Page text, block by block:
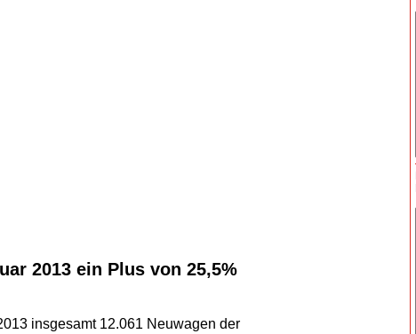
2013 ein Plus von 25,5%
insgesamt 12.061 Neuwagen der